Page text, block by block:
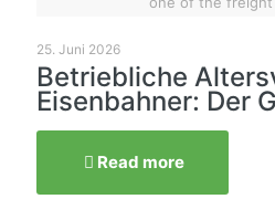
25. Juni 2026
Betriebliche
Eisenbahner: Der
Read more